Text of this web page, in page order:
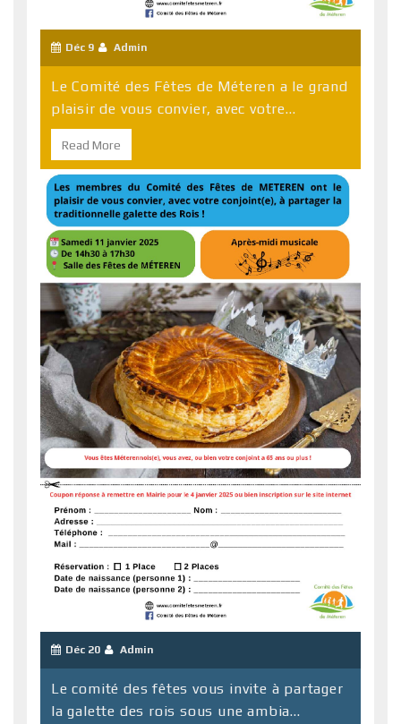
Déc 9 Admin
Le Comité des Fêtes de Méteren a le grand
plaisir de vous convier, avec votre...
Read More
Déc 20 Admin
Le comité des fêtes vous invite à partager
la galette des rois sous une ambia...